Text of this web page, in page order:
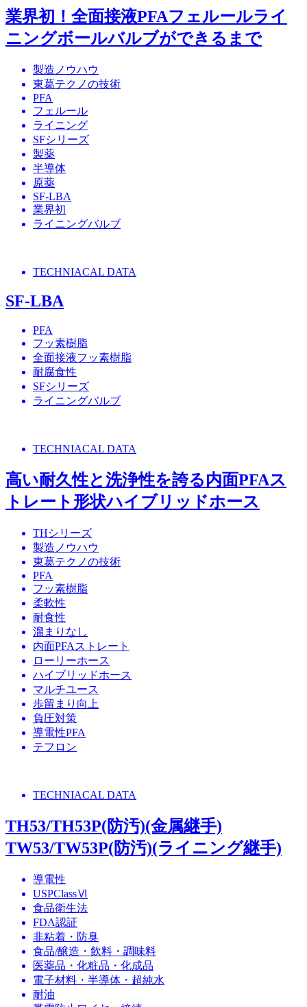
業界初！全面接液PFAフェルールライ
ニングボールバルブができるまで
製造ノウハウ
東葛テクノの技術
PFA
フェルール
ライニング
SFシリーズ
製薬
半導体
原薬
SF-LBA
業界初
ライニングバルブ
TECHNIACAL DATA
SF-LBA
PFA
フッ素樹脂
全面接液フッ素樹脂
耐腐食性
SFシリーズ
ライニングバルブ
TECHNIACAL DATA
高い耐久性と洗浄性を誇る内面PFAス
トレート形状ハイブリッドホース
THシリーズ
製造ノウハウ
東葛テクノの技術
PFA
フッ素樹脂
柔軟性
耐食性
溜まりなし
内面PFAストレート
ローリーホース
ハイブリッドホース
マルチユース
歩留まり向上
負圧対策
導電性PFA
テフロン
TECHNIACAL DATA
TH53/TH53P(防汚)(金属継手)
TW53/TW53P(防汚)(ライニング継手)
導電性
USPClassⅥ
食品衛生法
FDA認証
非粘着・防臭
食品/醸造・飲料・調味料
医薬品・化粧品・化成品
電子材料・半導体・超純水
耐油